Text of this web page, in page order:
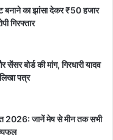
बनाने का झांसा देकर ₹50 हजार
गिरफ्तार
बोर्ड की मांग, गिरधारी यादव
पत्र
2026: जानें मेष से मीन तक सभी